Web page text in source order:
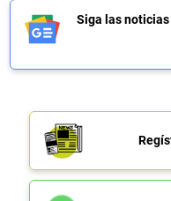
Siga las noticias